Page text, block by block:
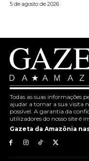
5 de agosto de 2026
Todas as suas informações
ajudar a tornar a sua visita
possível. A garantia da
utilizadores do nosso site é
Gazeta da Amazônia